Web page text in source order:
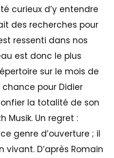
curieux d’y entendre
des recherches pour
ressenti dans nos
est donc le plus
sur le mois de
pour Didier
la totalité de son
Musik. Un regret :
genre d’ouverture ; il
vivant. D’après Romain